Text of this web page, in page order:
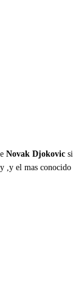
Novak Djokovic
y ,y el mas conocido